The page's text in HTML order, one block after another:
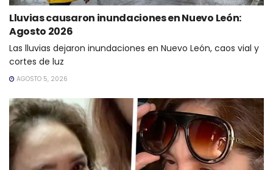
Lluvias causaron inundaciones en Nuevo León:
Agosto 2026
Las lluvias dejaron inundaciones en Nuevo León, caos vial y
cortes de luz
AGOSTO 5, 2026